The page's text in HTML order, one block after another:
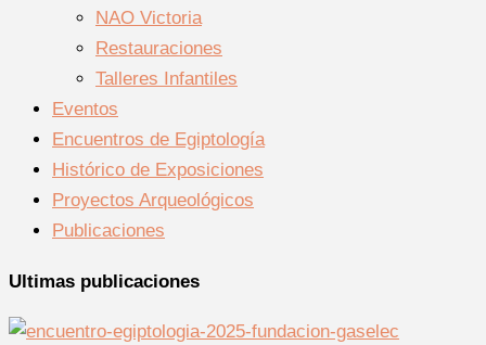
NAO Victoria
Restauraciones
Talleres Infantiles
Eventos
Encuentros de Egiptología
Histórico de Exposiciones
Proyectos Arqueológicos
Publicaciones
Ultimas publicaciones